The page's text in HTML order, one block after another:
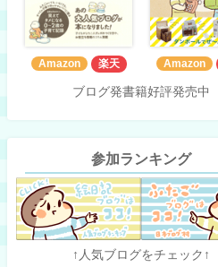
Amazon 楽天 Amazon
ブログ発書籍好評発売中
参加ランキング
↑人気ブログをチェック↑